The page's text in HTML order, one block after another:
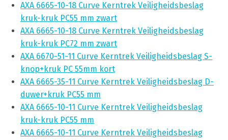
AXA 6665-10-18 Curve Kerntrek Veiligheidsbeslag
kruk-kruk PC55 mm zwart
AXA 6665-10-18 Curve Kerntrek Veiligheidsbeslag
kruk-kruk PC72 mm zwart
AXA 6670-51-11 Curve Kerntrek Veiligheidsbeslag S-
knop+kruk PC 55mm kort
AXA 6665-35-11 Curve Kerntrek Veiligheidsbeslag D-
duwer+kruk PC55 mm
AXA 6665-10-11 Curve Kerntrek Veiligheidsbeslag
kruk-kruk PC55 mm
AXA 6665-10-11 Curve Kerntrek Veiligheidsbeslag